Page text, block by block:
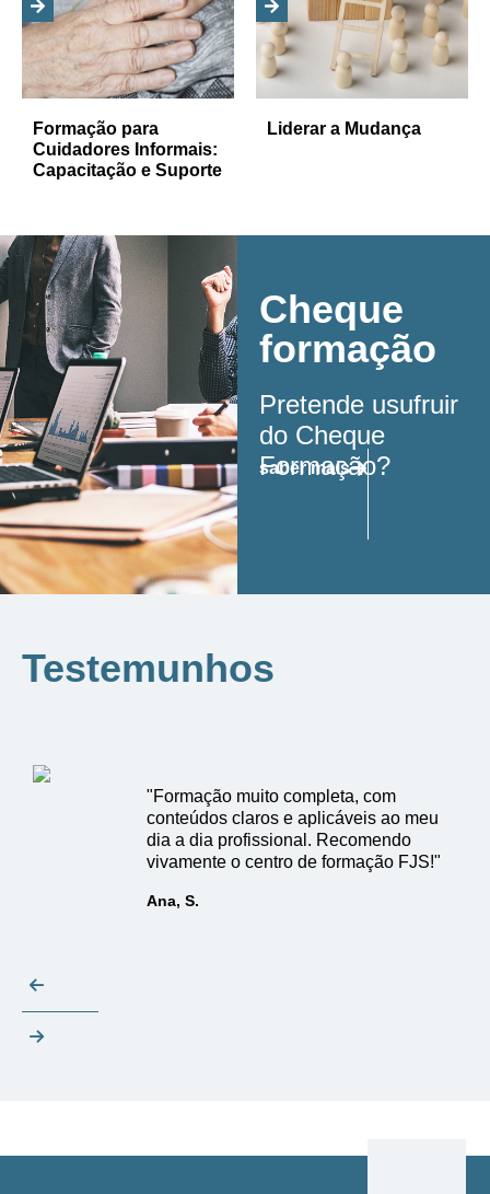
Formação para
Cuidadores Informais:
Capacitação e Suporte
Liderar a Mudança
Cheque
formação
Pretende usufruir
do Cheque
Formação?
saber mais
Testemunhos
Ana, S.
"Formação muito completa, com
conteúdos claros e aplicáveis ao meu
dia a dia profissional. Recomendo
vivamente o centro de formação FJS!"